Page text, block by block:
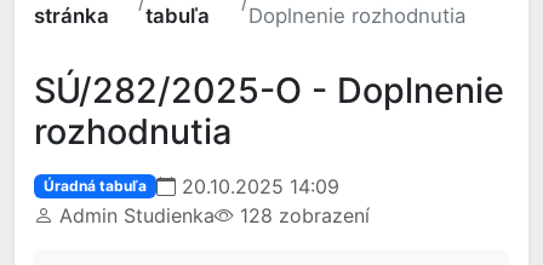
stránka
tabuľa
Doplnenie rozhodnutia
SÚ/282/2025-O - Doplnenie
rozhodnutia
Úradná tabuľa
20.10.2025 14:09
Admin Studienka
128 zobrazení